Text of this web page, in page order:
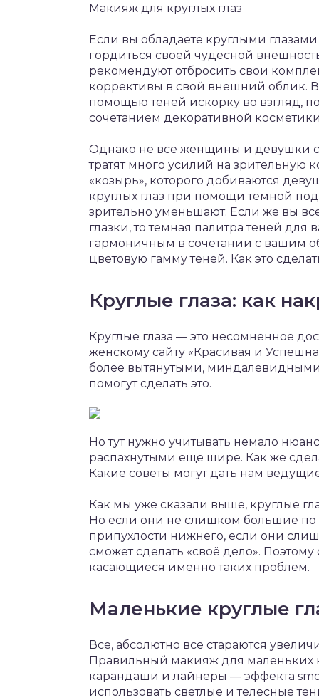
Макияж для круглых глаз
Если вы обладаете круглыми
гордиться своей чудесной
рекомендуют отбросить свои
коррективы в свой внешний облик.
помощью теней искорку во взгляд,
сочетанием декоративной
Однако не все женщины и девушки
тратят много усилий на зрительную
«козырь», которого добиваются
круглых глаз при помощи темной
зрительно уменьшают. Если же вы
глазки, то темная палитра теней
гармоничным в сочетании с вашим
цветовую гамму теней. Как это
Круглые глаза: как
Круглые глаза — это несомненное
женскому сайту «Красивая и
более вытянутыми,
помогут сделать это.
Но тут нужно учитывать немало
распахнутыми еще шире. Как же
Какие советы могут дать нам
Как мы уже сказали выше, круглые
Но если они не слишком большие
припухлости нижнего, если они
сможет сделать «своё дело».
касающиеся именно таких проблем.
Маленькие круглые
Все, абсолютно все стараются
Правильный макияж для маленьких
карандаши и лайнеры — эффекта
использовать светлые и телесные